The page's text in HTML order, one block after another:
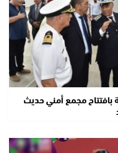
بافتتاح مجمع أمني حديث